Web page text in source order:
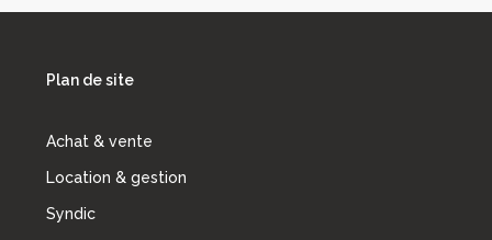
Plan de site
Achat & vente
Location & gestion
Syndic